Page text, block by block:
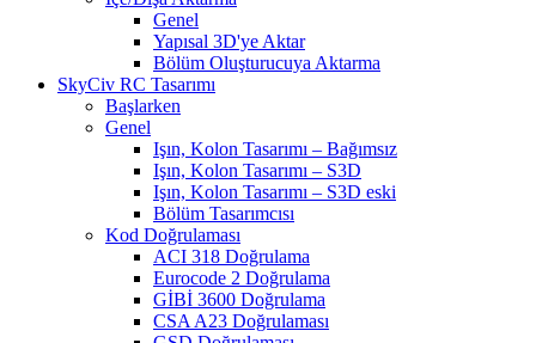
Genel
Yapısal 3D'ye Aktar
Bölüm Oluşturucuya Aktarma
SkyCiv RC Tasarımı
Başlarken
Genel
Işın, Kolon Tasarımı – Bağımsız
Işın, Kolon Tasarımı – S3D
Işın, Kolon Tasarımı – S3D eski
Bölüm Tasarımcısı
Kod Doğrulaması
ACI 318 Doğrulama
Eurocode 2 Doğrulama
GİBİ 3600 Doğrulama
CSA A23 Doğrulaması